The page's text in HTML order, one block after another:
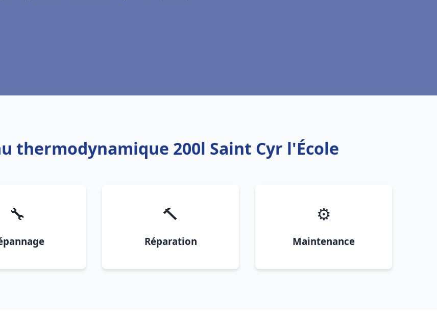
thermodynamique 200l Saint Cyr l'École
🔧 🔨
Réparation
⚙️
Maintenance